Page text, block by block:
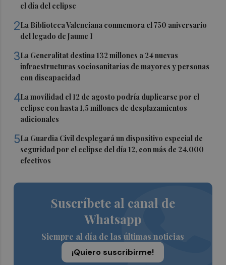
el día del eclipse
2La Biblioteca Valenciana conmemora el 750 aniversario
del legado de Jaume I
3La Generalitat destina 132 millones a 24 nuevas
infraestructuras sociosanitarias de mayores y personas
con discapacidad
4La movilidad el 12 de agosto podría duplicarse por el
eclipse con hasta 1,5 millones de desplazamientos
adicionales
5La Guardia Civil desplegará un dispositivo especial de
seguridad por el eclipse del día 12, con más de 24.000
efectivos
Suscríbete al canal de
Whatsapp
Siempre al día de las últimas noticias
¡Quiero suscribirme!